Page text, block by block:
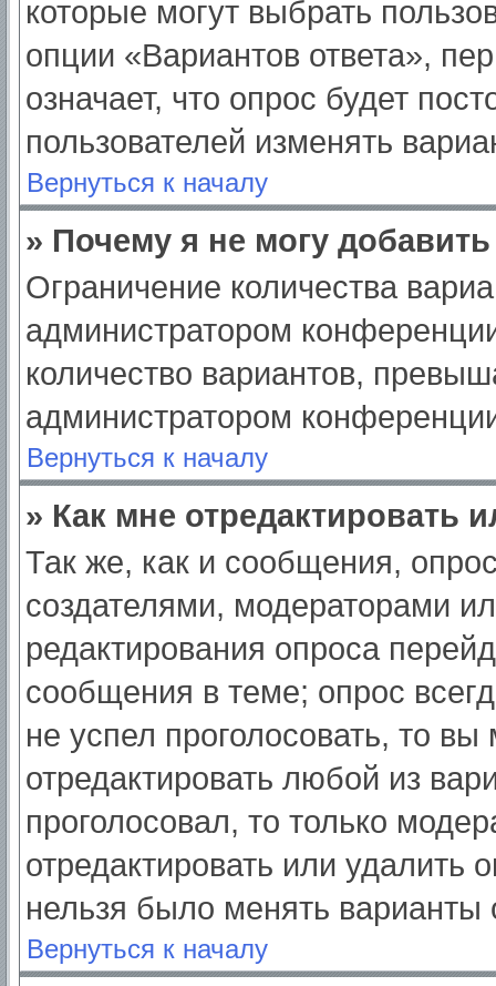
которые могут выбрать
опции «Вариантов ответа»,
означает, что опрос будет
пользователей изменять
Вернуться к началу
» Почему я не могу
Ограничение количества
администратором
количество вариантов,
администратором
Вернуться к началу
» Как мне отредактировать
Так же, как и сообщения,
создателями, модераторами
редактирования опроса
сообщения в теме; опрос
не успел проголосовать, то
отредактировать любой из
проголосовал, то только
отредактировать или удалить
нельзя было менять варианты
Вернуться к началу